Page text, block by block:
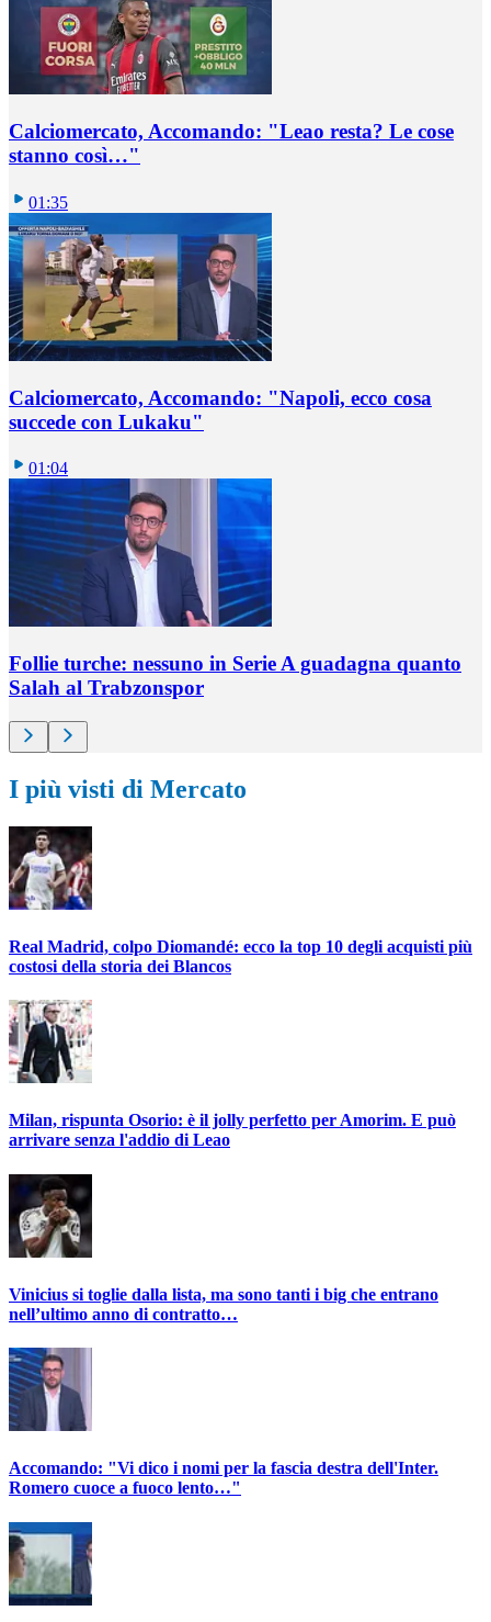
Calciomercato, Accomando: "Leao resta? Le cose
stanno così…"
01:35
Calciomercato, Accomando: "Napoli, ecco cosa
succede con Lukaku"
01:04
Follie turche: nessuno in Serie A guadagna quanto
Salah al Trabzonspor
I più visti di Mercato
Real Madrid, colpo Diomandé: ecco la top 10 degli acquisti più
costosi della storia dei Blancos
Milan, rispunta Osorio: è il jolly perfetto per Amorim. E può
arrivare senza l'addio di Leao
Vinicius si toglie dalla lista, ma sono tanti i big che entrano
nell’ultimo anno di contratto…
Accomando: "Vi dico i nomi per la fascia destra dell'Inter.
Romero cuoce a fuoco lento…"